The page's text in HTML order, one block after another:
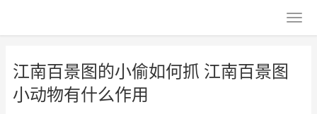
江南百景图的小偷如何抓 江南百景图
小动物有什么作用